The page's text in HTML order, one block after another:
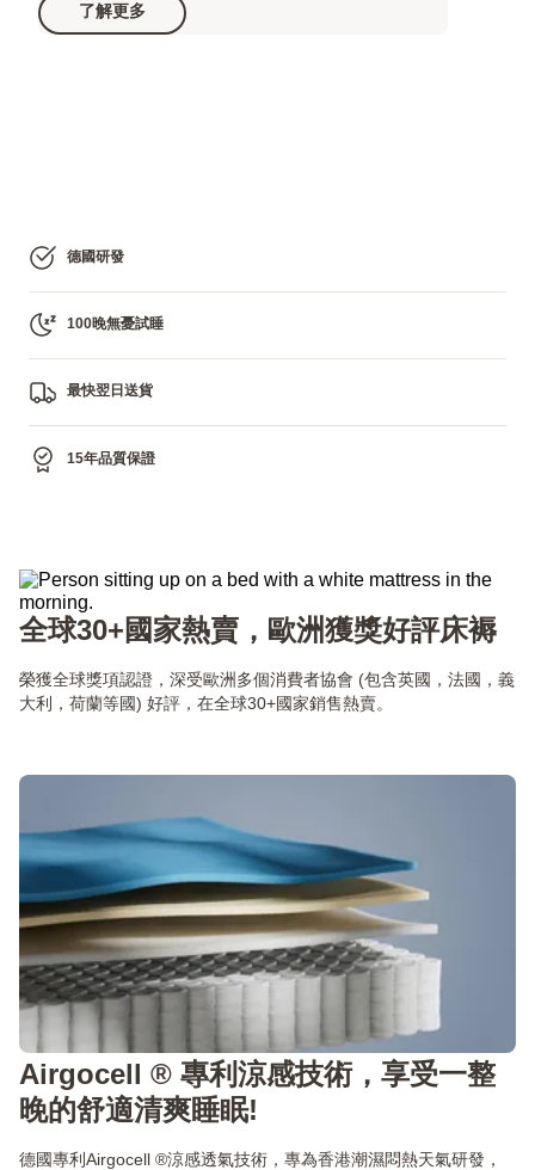
格
HK$4,199.00
了解更多
德國研發
100晚無憂試睡
最快翌日送貨
15年品質保證
全球30+國家熱賣，歐洲獲獎好評床褥
榮獲全球獎項認證，深受歐洲多個消費者協會 (包含英國，法國，義
大利，荷蘭等國) 好評，在全球30+國家銷售熱賣。
Airgocell ® 專利涼感技術，享受一整
晚的舒適清爽睡眠!
德國專利Airgocell ®涼感透氣技術，專為香港潮濕悶熱天氣研發，